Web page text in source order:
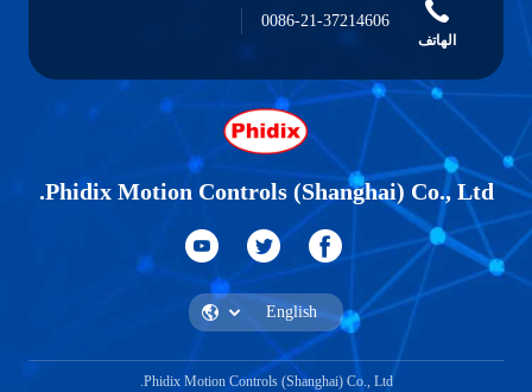
الهاتف
0086-21-37214606
Phidix Motion Controls (Shanghai) Co., Ltd.
Phidix Motion Controls (Shanghai) Co., Ltd.